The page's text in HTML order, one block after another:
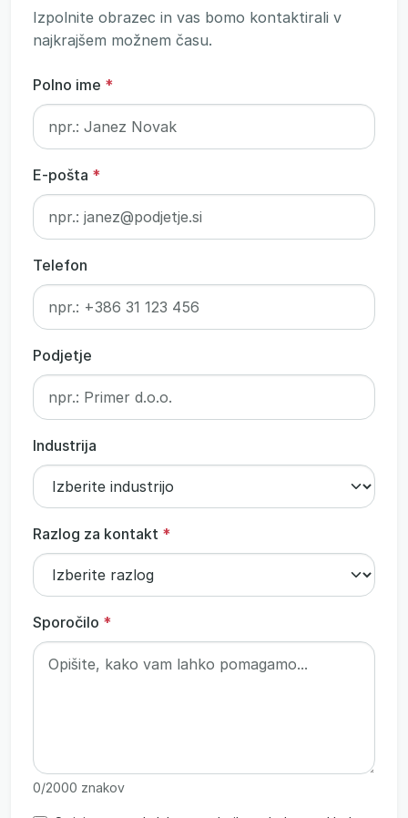
Izpolnite obrazec in vas bomo kontaktirali v
najkrajšem možnem času.
Polno ime *
E-pošta *
Telefon
Podjetje
Industrija
Razlog za kontakt *
Sporočilo *
0/2000 znakov